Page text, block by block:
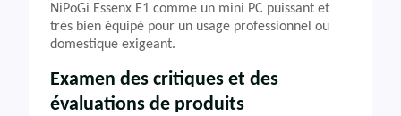
NiPoGi Essenx E1 comme un mini PC puissant et
très bien équipé pour un usage professionnel ou
domestique exigeant.
Examen des critiques et des
évaluations de produits